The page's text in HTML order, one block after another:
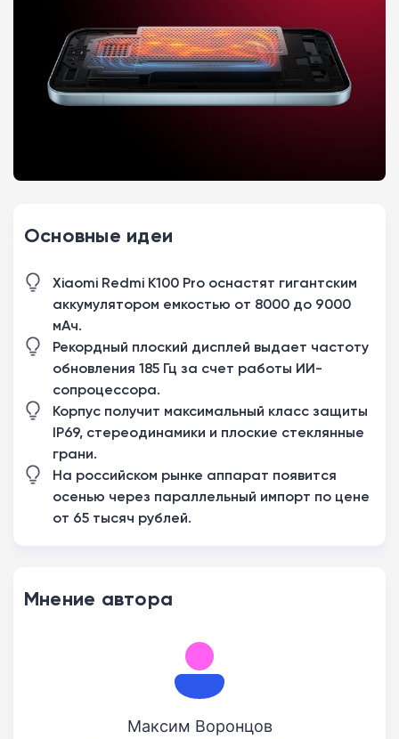
Основные идеи
Xiaomi Redmi K100 Pro оснастят гигантским
аккумулятором емкостью от 8000 до 9000
мАч.
Рекордный плоский дисплей выдает частоту
обновления 185 Гц за счет работы ИИ-
сопроцессора.
Корпус получит максимальный класс защиты
IP69, стереодинамики и плоские стеклянные
грани.
На российском рынке аппарат появится
осенью через параллельный импорт по цене
от 65 тысяч рублей.
Мнение автора
Максим Воронцов